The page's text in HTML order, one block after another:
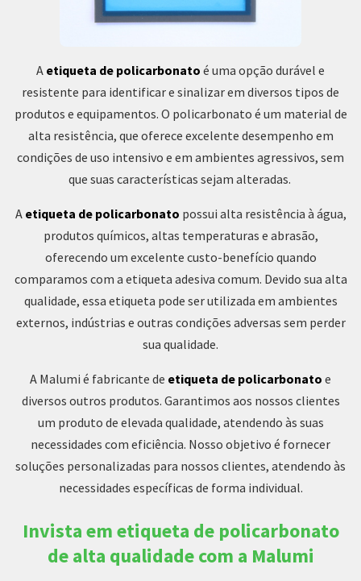
A etiqueta de policarbonato é uma opção durável e
resistente para identificar e sinalizar em diversos tipos de
produtos e equipamentos. O policarbonato é um material de
alta resistência, que oferece excelente desempenho em
condições de uso intensivo e em ambientes agressivos, sem
que suas características sejam alteradas.
A etiqueta de policarbonato possui alta resistência à água,
produtos químicos, altas temperaturas e abrasão,
oferecendo um excelente custo-benefício quando
comparamos com a etiqueta adesiva comum. Devido sua alta
qualidade, essa etiqueta pode ser utilizada em ambientes
externos, indústrias e outras condições adversas sem perder
sua qualidade.
A Malumi é fabricante de etiqueta de policarbonato e
diversos outros produtos. Garantimos aos nossos clientes
um produto de elevada qualidade, atendendo às suas
necessidades com eficiência. Nosso objetivo é fornecer
soluções personalizadas para nossos clientes, atendendo às
necessidades específicas de forma individual.
Invista em etiqueta de policarbonato
de alta qualidade com a Malumi